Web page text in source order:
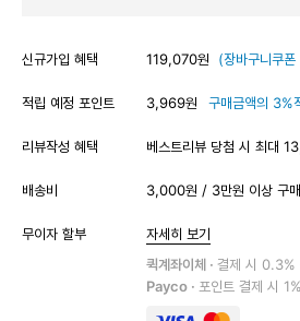
신규가입 혜택 119,070원 (장바구니쿠
적립 예정 포인트 3,969원 구매금액의 3%
리뷰작성 혜택 베스트리뷰 당첨 시 최대
배송비 3,000원 / 3만원 이상 구
무이자 할부
자세히 보기
퀵계좌이체 · 결제 시 0.3%
Payco · 포인트 결제 시